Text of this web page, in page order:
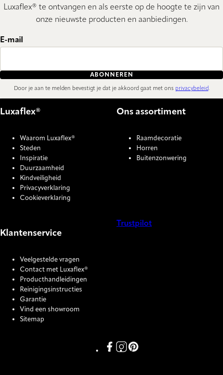
Luxaflex® te ontvangen en als eerste op de hoogte te zijn van
onze nieuwste producten en aanbiedingen.
E-mail
ABONNEREN
Door je aan te melden bevestigt je dat je akkoord gaat met ons privacybeleid.
Luxaflex®
Waarom Luxaflex®
Steden
Inspiratie
Duurzaamheid
Kindveiligheid
Privacyverklaring
Cookieverklaring
Ons assortiment
Raamdecoratie
Horren
Buitenzonwering
Klantenservice
Veelgestelde vragen
Contact met Luxaflex®
Producthandleidingen
Reinigingsinstructies
Garantie
Vind een showroom
Sitemap
Trustpilot
Link missing Display text from
Link missing Display text
Link missing Display text